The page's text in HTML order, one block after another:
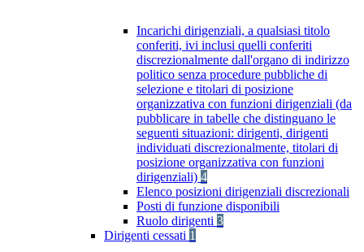
Incarichi dirigenziali, a qualsiasi titolo
conferiti, ivi inclusi quelli conferiti
discrezionalmente dall'organo di indirizzo
politico senza procedure pubbliche di
selezione e titolari di posizione
organizzativa con funzioni dirigenziali (da
pubblicare in tabelle che distinguano le
seguenti situazioni: dirigenti, dirigenti
individuati discrezionalmente, titolari di
posizione organizzativa con funzioni
dirigenziali) 4
Elenco posizioni dirigenziali discrezionali
Posti di funzione disponibili
Ruolo dirigenti 3
Dirigenti cessati 1